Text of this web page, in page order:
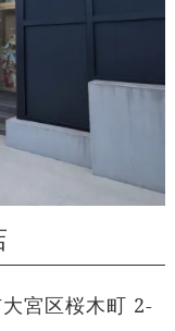
宮区桜木町 2-